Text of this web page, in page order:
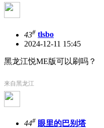
43# tlsbo
2024-12-11 15:45
黑龙江悦ME版可以刷吗？
来自黑龙江
44# 眼里的巴别塔